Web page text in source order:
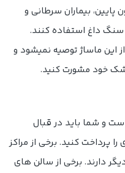
پایین، بیماران سرطانی و
سنگ داغ استفاده کنند.
این ماساژ توصیه نمیشود و
خود مشورت کنید.
و شما باید در قبال
پرداخت کنید. برخی از مراکز
دارند. برخی از سالن های